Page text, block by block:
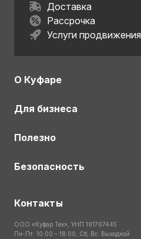
Доставка
Рассрочка
Услуги продвижения
О Куфаре
Для бизнеса
Полезно
Безопасность
Контакты
ООО «Куфар Тех», УНП 191767445
Пн-Пт: 10:00 – 18:00; Сб, Вс: Выходной